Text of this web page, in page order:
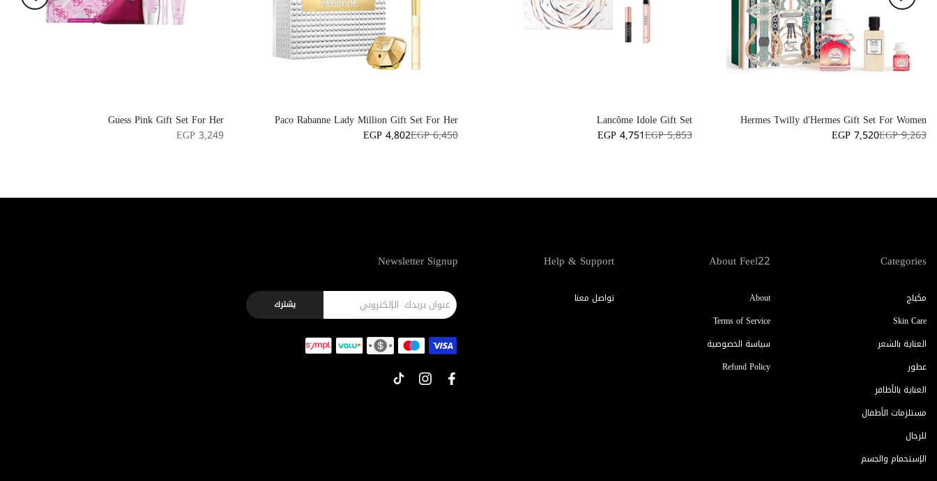
Guess Pink Gift Set For Her
EGP 3,249
Paco Rabanne Lady Million Gift Set For Her
EGP 6,450
EGP 4,802
Lancôme Idole Gift Set
EGP 5,853
EGP 4,751
Hermes Twilly d'Hermes Gift Set For Women
EGP 9,263
EGP 7,520
Categories
مكياج
Skin Care
العناية بالشعر
عطور
العناية بالأظافر
مستلزمات الأطفال
للرجال
الإستحمام والجسم
About Feel22
About
Terms of Service
سياسة الخصوصية
Refund Policy
Help & Support
تواصل معنا
Newsletter Signup
يشترك